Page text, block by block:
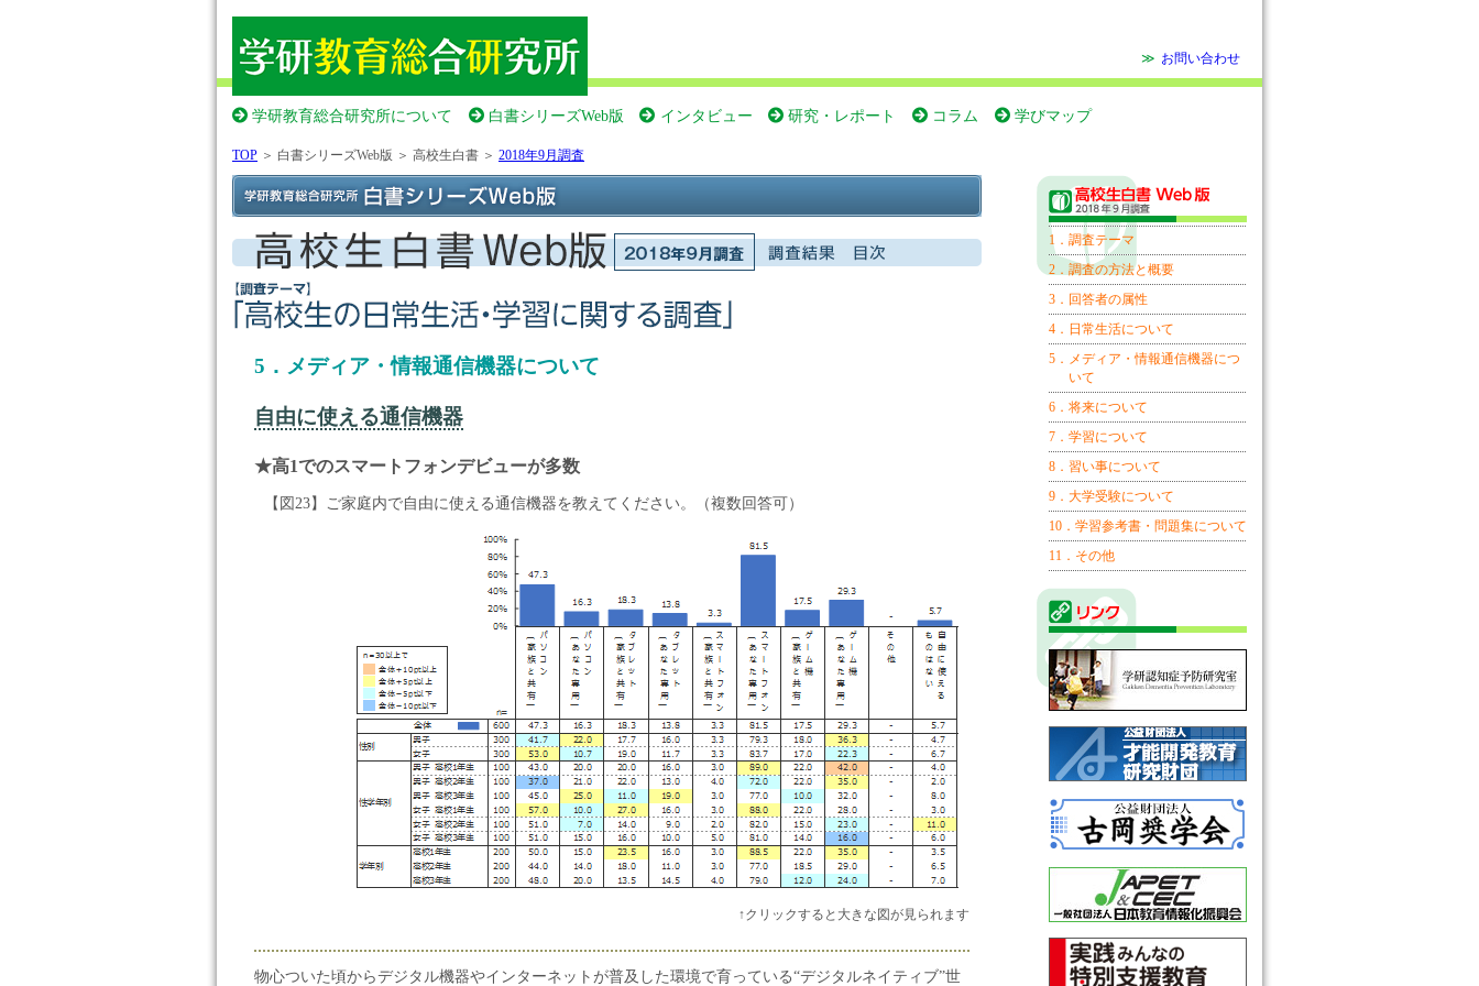
≫ お問い合わせ
学研教育総合研究所について 白書シリーズWeb版 インタビュー 研究・レポート コラム 学びマップ
TOP ＞ 白書シリーズWeb版 ＞ 高校生白書 ＞ 2018年9月調査
5．メディア・情報通信機器について
自由に使える通信機器
★高1でのスマートフォンデビューが多数
【図23】ご家庭内で自由に使える通信機器を教えてください。（複数回答可）
↑クリックすると大きな図が見られます
物心ついた頃からデジタル機器やインターネットが普及した環境で育っている“デジタルネイティブ”世
1．調査テーマ
2．調査の方法と概要
3．回答者の属性
4．日常生活について
5．メディア・情報通信機器につ
いて
6．将来について
7．学習について
8．習い事について
9．大学受験について
10．学習参考書・問題集について
11．その他